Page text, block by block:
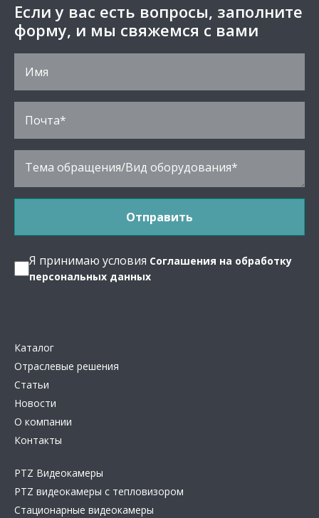
Если у вас есть вопросы, заполните
форму, и мы свяжемся с вами
Я принимаю условия Соглашения на обработку
персональных данных
Каталог
Отраслевые решения
Статьи
Новости
О компании
Контакты
PTZ Видеокамеры
PTZ видеокамеры с тепловизором
Стационарные видеокамеры